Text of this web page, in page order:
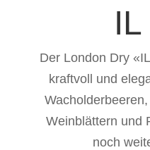
Der London Dry
kraftvoll und
Weinblättern und
noch